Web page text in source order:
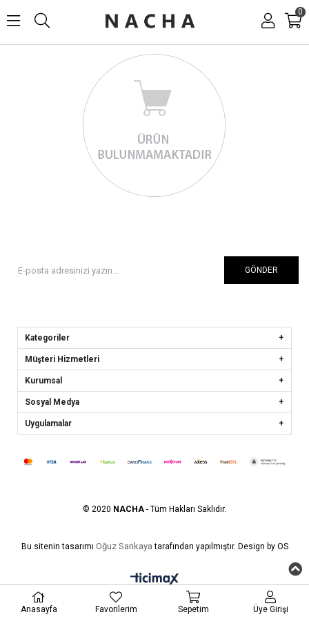
0
GÖNDER
Kategoriler
Müşteri Hizmetleri
Kurumsal
Sosyal Medya
Uygulamalar
© 2020 NACHA - Tüm Hakları Saklıdır.
Bu sitenin tasarımı Oğuz Sarıkaya tarafından yapılmıştır. Design by OS
Anasayfa Favorilerim Sepetim Üye Girişi